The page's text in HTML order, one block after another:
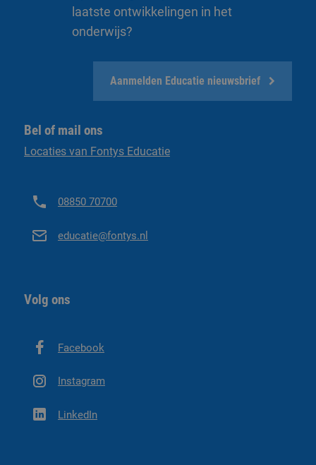
laatste ontwikkelingen in het
onderwijs?
Aanmelden Educatie nieuwsbrief
Bel of mail ons
Locaties van Fontys Educatie
08850 70700
educatie@fontys.nl
Volg ons
Facebook
Instagram
LinkedIn